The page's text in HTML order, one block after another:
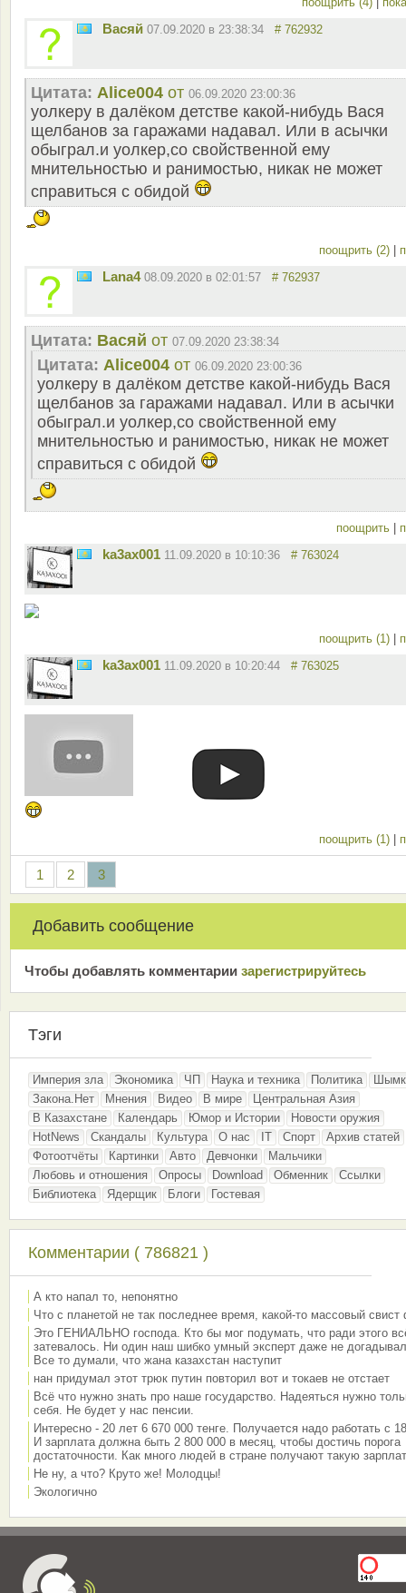
Васяй 07.09.2020 в 23:38:34 # 762932
Цитата: Alice004 от 06.09.2020 23:00:36
уолкеру в далёком детстве какой-нибудь Вася
щелбанов за гаражами надавал. Или в асычки
обыграл.и уолкер,со свойственной ему
мнительностью и ранимостью, никак не может
справиться с обидой
поощрить (2) |
Lana4 08.09.2020 в 02:01:57 # 762937
Цитата: Васяй от 07.09.2020 23:38:34
Цитата: Alice004 от 06.09.2020 23:00:36
уолкеру в далёком детстве какой-нибудь Вася
щелбанов за гаражами надавал. Или в асычки
обыграл.и уолкер,со свойственной ему
мнительностью и ранимостью, никак не может
справиться с обидой
поощрить |
ka3ax001 11.09.2020 в 10:10:36 # 763024
поощрить (1) |
ka3ax001 11.09.2020 в 10:20:44 # 763025
поощрить (1) |
1 2 3
Добавить сообщение
Чтобы добавлять комментарии зарeгиcтрирyйтeсь
Тэги
Империя зла Экономика ЧП Наука и техника Политика
Закона.Нет
Мнения Видео В мире
Центральная Азия
В Казахстане
Календарь Юмор и Истории
Новости оружия
HotNews
Скандалы Культура О нас IT Спорт
Архив статей
Фотоотчёты
Картинки Авто Девчонки
Мальчики
Любовь и отношения
Опросы Download Обменник
Ссылки
Библиотека
Ядерщик Блоги Гостевая
Комментарии ( 786821 )
А кто напал то, непонятно
Что с планетой не так последнее время, какой-то массовый свист
Это ГЕНИАЛЬНО господа. Кто бы мог подумать, что ради этого
затевалось. Ни один наш шибко умный эксперт даже не
Все то думали, что жана казахстан наступит
нан придумал этот трюк путин повторил вот и токаев не отстает
Всё что нужно знать про наше государство. Надеяться нужно
себя. Не будет у нас пенсии.
Интересно - 20 лет 6 670 000 тенге. Получается надо работать с
И зарплата должна быть 2 800 000 в месяц, чтобы достичь порога
достаточности. Как много людей в стране получают такую
Не ну, а что? Круто же! Молодцы!
Экологично